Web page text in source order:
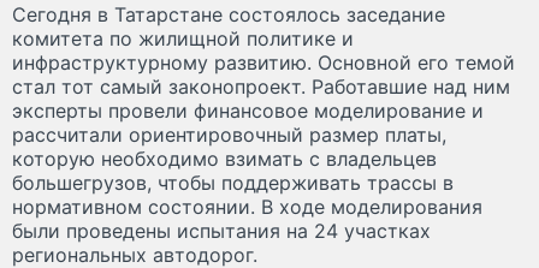
Сегодня в Татарстане состоялось заседание
комитета по жилищной политике и
инфраструктурному развитию. Основной его темой
стал тот самый законопроект. Работавшие над ним
эксперты провели финансовое моделирование и
рассчитали ориентировочный размер платы,
которую необходимо взимать с владельцев
большегрузов, чтобы поддерживать трассы в
нормативном состоянии. В ходе моделирования
были проведены испытания на 24 участках
региональных автодорог.